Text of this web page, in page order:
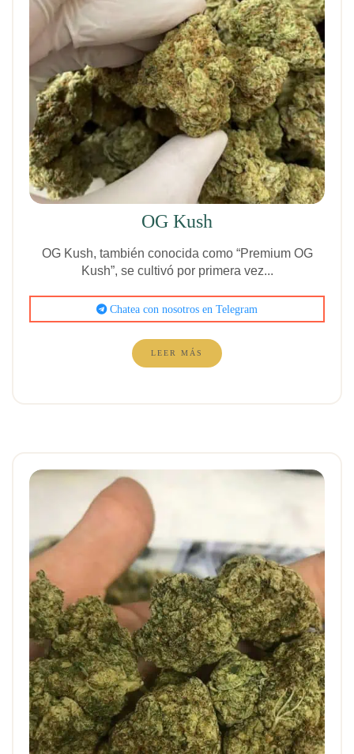
OG Kush
OG Kush, también conocida como “Premium OG
Kush”, se cultivó por primera vez...
Chatea con nosotros en Telegram
LEER MÁS